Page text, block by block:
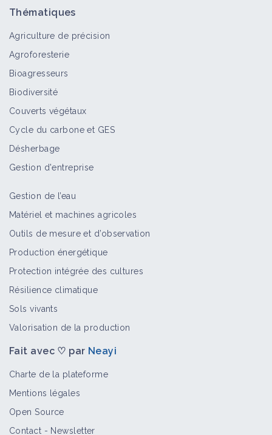
Thématiques
Agriculture de précision
Agroforesterie
Bioagresseurs
Biodiversité
Couverts végétaux
Cycle du carbone et GES
Désherbage
Gestion d'entreprise
Gestion de l’eau
Matériel et machines agricoles
Outils de mesure et d’observation
Production énergétique
Protection intégrée des cultures
Résilience climatique
Sols vivants
Valorisation de la production
Fait avec ♡ par Neayi
Charte de la plateforme
Mentions légales
Open Source
Contact - Newsletter